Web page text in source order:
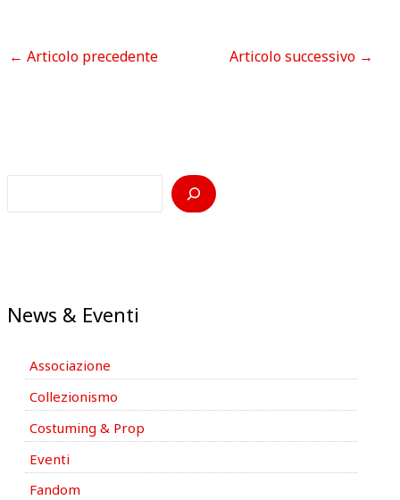
← Articolo precedente Articolo successivo →
News & Eventi
Associazione
Collezionismo
Costuming & Prop
Eventi
Fandom